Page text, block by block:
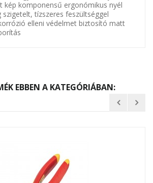
kép komponensű ergonómikus nyél
szigetelt, tízszeres feszültséggel
elleni védelmet biztosító matt
EBBEN A KATEGÓRIÁBAN: